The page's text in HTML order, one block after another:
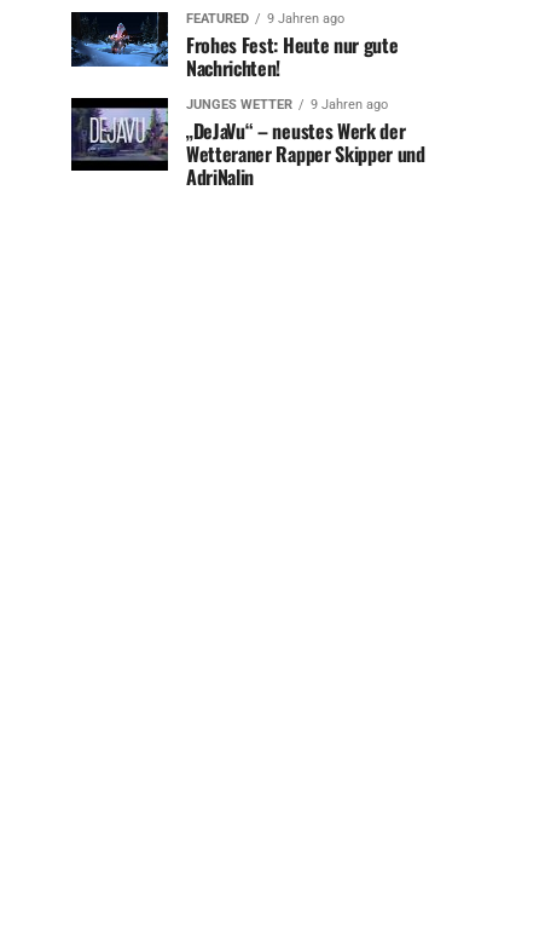
FEATURED 9 Jahren ago
Frohes Fest: Heute nur gute
Nachrichten!
JUNGES WETTER 9 Jahren ago
„DeJaVu“ – neustes Werk der
Wetteraner Rapper Skipper und
AdriNalin